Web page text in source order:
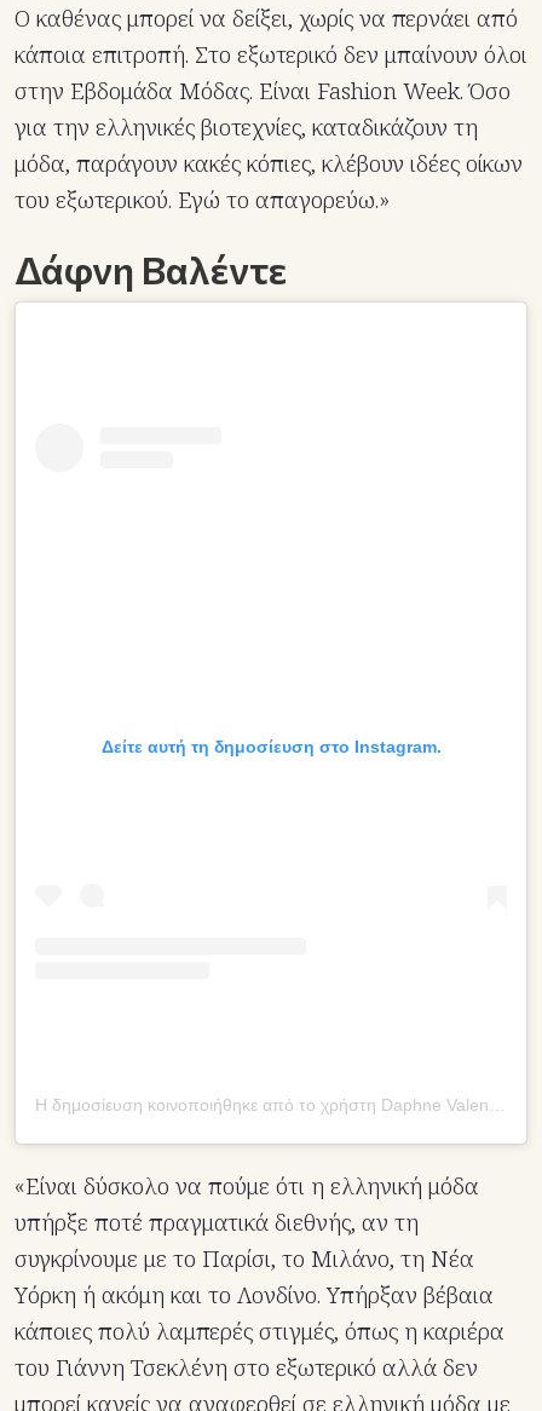
Ο καθένας μπορεί να δείξει, χωρίς να περνάει από
κάποια επιτροπή. Στο εξωτερικό δεν μπαίνουν όλοι
στην Εβδομάδα Μόδας. Είναι Fashion Week. Όσο
για την ελληνικές βιοτεχνίες, καταδικάζουν τη
μόδα, παράγουν κακές κόπιες, κλέβουν ιδέες οίκων
του εξωτερικού. Εγώ το απαγορεύω.»
Δάφνη Βαλέντε
Δείτε αυτή τη δημοσίευση στο Instagram.
«Είναι δύσκολο να πούμε ότι η ελληνική μόδα
υπήρξε ποτέ πραγματικά διεθνής, αν τη
συγκρίνουμε με το Παρίσι, το Μιλάνο, τη Νέα
Υόρκη ή ακόμη και το Λονδίνο. Υπήρξαν βέβαια
κάποιες πολύ λαμπερές στιγμές, όπως η καριέρα
του Γιάννη Τσεκλένη στο εξωτερικό αλλά δεν
μπορεί κανείς να αναφερθεί σε ελληνική μόδα με